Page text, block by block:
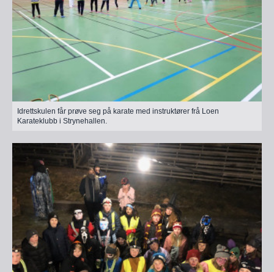
Idrettskulen får prøve seg på karate med instruktører frå Loen
Karateklubb i Strynehallen.